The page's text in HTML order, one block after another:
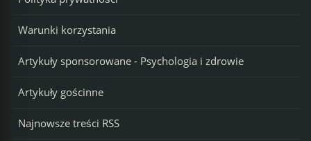
Warunki korzystania
Artykuły sponsorowane - Psychologia i zdrowie
Artykuły gościnne
Najnowsze treści RSS